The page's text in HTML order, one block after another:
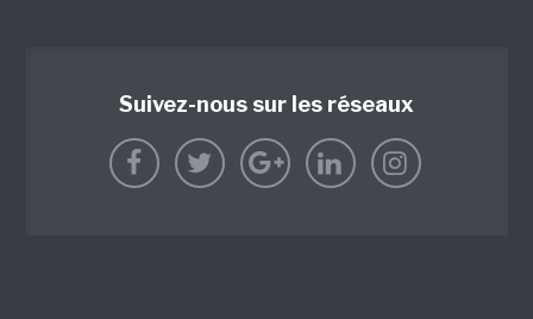
Suivez-nous sur les réseaux